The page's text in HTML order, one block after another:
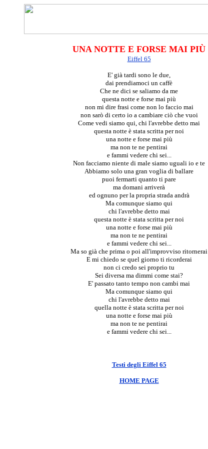
UNA NOTTE E FORSE MAI PIÙ
Eiffel 65
E' già tardi sono le due,
dai prendiamoci un caffè
Che ne dici se saliamo da me
questa notte e forse mai più
non mi dire frasi come non lo faccio mai
non sarò di certo io a cambiare ciò che vuoi
Come vedi siamo qui, chi l'avrebbe detto mai
questa notte è stata scritta per noi
una notte e forse mai più
ma non te ne pentirai
e fammi vedere chi sei...
Non facciamo niente di male siamo uguali io e te
Abbiamo solo una gran voglia di ballare
puoi fermarti quanto ti pare
ma domani arriverà
ed ognuno per la propria strada andrà
Ma comunque siamo qui
chi l'avrebbe detto mai
questa notte è stata scritta per noi
una notte e forse mai più
ma non te ne pentirai
e fammi vedere chi sei...
Ma so già che prima o poi all'improvviso ritornerai
E mi chiedo se quel giorno ti ricorderai
non ci credo sei proprio tu
Sei diversa ma dimmi come stai?
E' passato tanto tempo non cambi mai
Ma comunque siamo qui
chi l'avrebbe detto mai
quella notte è stata scritta per noi
una notte e forse mai più
ma non te ne pentirai
e fammi vedere chi sei...
Testi degli Eiffel 65
HOME PAGE